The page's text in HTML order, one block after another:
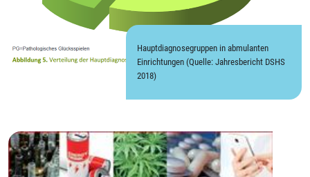
Hauptdiagnosegruppen in abmulanten
Einrichtungen (Quelle: Jahresbericht DSHS
2018)